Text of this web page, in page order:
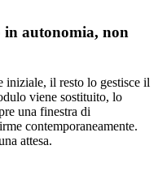
in autonomia, non
iniziale, il resto lo gestisce il
viene sostituito, lo
una finestra di
contemporaneamente.
attesa.